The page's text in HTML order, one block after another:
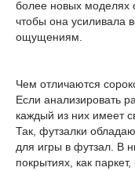
более новых моделях
чтобы она усиливала
ощущениям.
Чем отличаются
Если анализировать
каждый из них имеет
Так, футзалки
для игры в футзал. В
покрытиях, как